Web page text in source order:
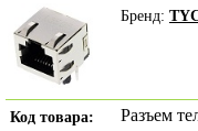
Бренд:
Код товара:
Разъем